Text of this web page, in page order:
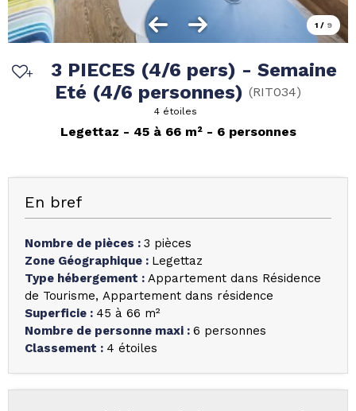
1 / 9
3 PIECES (4/6 pers) - Semaine
Eté (4/6 personnes) (RIT034)
4 étoiles
Legettaz 45 à 66 m² 6 personnes
En bref
Nombre de pièces : 3 pièces
Zone Géographique : Legettaz
Type hébergement : Appartement dans Résidence
de Tourisme Appartement dans résidence
Superficie : 45 à 66 m²
Nombre de personne maxi : 6 personnes
Classement : 4 étoiles